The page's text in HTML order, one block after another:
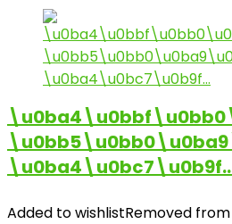
Added to wishlistRemoved